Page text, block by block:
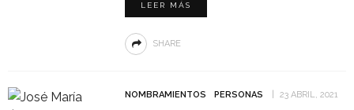
LEER MÁS
SHARE
NOMBRAMIENTOS PERSONAS 23 ABRIL, 2021